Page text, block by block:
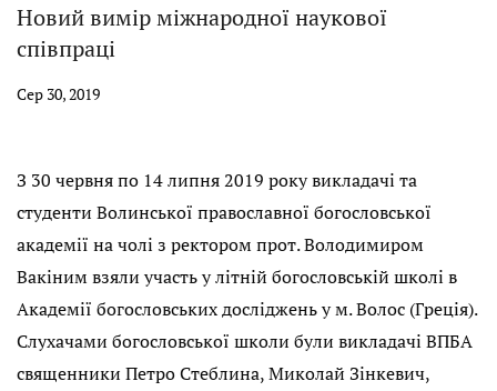
Новий вимір міжнародної наукової
співпраці
Сер 30, 2019
З 30 червня по 14 липня 2019 року викладачі та
студенти Волинської православної богословської
академії на чолі з ректором прот. Володимиром
Вакіним взяли участь у літній богословській школі в
Академії богословських досліджень у м. Волос (Греція).
Слухачами богословської школи були викладачі ВПБА
священники Петро Стеблина, Миколай Зінкевич,